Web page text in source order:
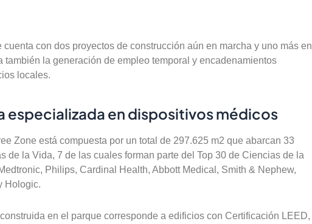
con dos proyectos de construcción aún en marcha y uno más en
también la generación de empleo temporal y encadenamientos
locales.
especializada en dispositivos médicos
Zone está compuesta por un total de 297.625 m2 que abarcan 33
de la Vida, 7 de las cuales forman parte del Top 30 de Ciencias de la
Philips, Cardinal Health, Abbott Medical, Smith & Nephew,
Hologic.
en el parque corresponde a edificios con Certificación LEED,